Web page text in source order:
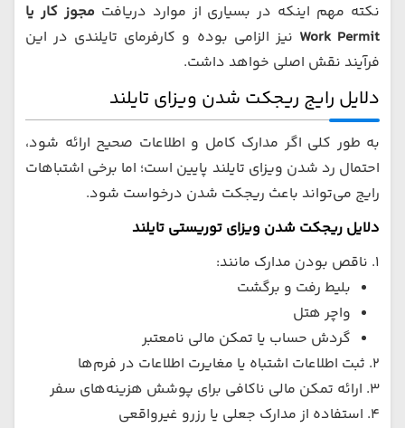
نکته مهم اینکه در بسیاری از موارد دریافتمجوز کار یا
Work Permit نیز الزامی بوده و کارفرمای تایلندی در این
فرآیند نقش اصلی خواهد داشت.
دلایل رایج ریجکت شدن ویزای تایلند
به طور کلی اگر مدارک کامل و اطلاعات صحیح ارائه شود،
احتمال رد شدن ویزای تایلند پایین است؛ اما برخی اشتباهات
رایج می‌تواند باعث ریجکت شدن درخواست شود.
دلایل ریجکت شدن ویزای توریستی تایلند
۱. ناقص بودن مدارک مانند:
بلیط رفت و برگشت
واچر هتل
گردش حساب یا تمکن مالی نامعتبر
۲. ثبت اطلاعات اشتباه یا مغایرت اطلاعات در فرم‌ها
۳. ارائه تمکن مالی ناکافی برای پوشش هزینه‌های سفر
۴. استفاده از مدارک جعلی یا رزرو غیرواقعی